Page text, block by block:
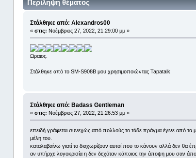
Περίληψη θέματος
Στάλθηκε από: Alexandros00
« στις: Νοέμβριος 27, 2022, 21:29:00 μμ »
Ωραιος.
Στάλθηκε από το SM-S908B μου χρησιμοποιώντας Tapatalk
Στάλθηκε από: Badass Gentleman
« στις: Νοέμβριος 27, 2022, 21:26:53 μμ »
επειδή γράφεται συνεχώς από πολλούς το τάδε πράγμα έγινε από τα
μέλη του.
καταλαβαίνω γιατί το διαχωρίζουν αυτοί που το κάνουν αλλά δεν θα
αν υπήρχε λογοκρισία η δεν δεχόταν κάποιος την άποψη μου σαν